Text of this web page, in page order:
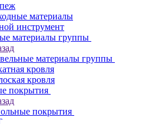
материалы
инструмент
материалы группы
материалы группы
кровля
кровля
покрытия
покрытия